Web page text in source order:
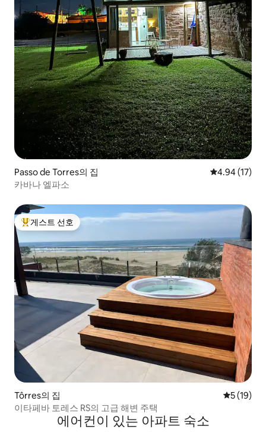
Passo de Torres의 집 평점 4.94점
4.94 (17)
카바나 엘파소
상위 게스트 선호
게스트 선호
Tôrres의 집 평점 5점
5 (19)
이타페바 토레스 RS의 고급 해변 주택
에어컨이 있는 아파트 숙소